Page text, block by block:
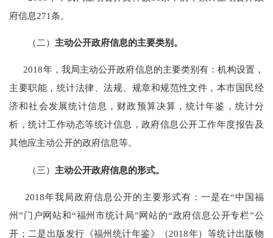
府信息271条。
（二） 主动公开政府信息的主要类别。
2018年， 我局主动公开政府信息的主要类别有：机构设置 ，
主要职能 ， 统计法律 、法规
规章和规范性文件，本市国民经
济和社会发展统计信息 ，财政预算决算，统计年鉴，统计分
析，统计工作动态等统计信息，政府信息公开工作年度报告及
其他应主动公开的政府信息等。
（三） 主动公开政府信息的形式。
2018年我局政府信息公开的主要形式有：一是在“中国福
州”门户网站和“福州市统计局”网站的“政府信息公开专栏”公
开； 二是出版发行《福州统计年鉴》（2018年）等统计出版物